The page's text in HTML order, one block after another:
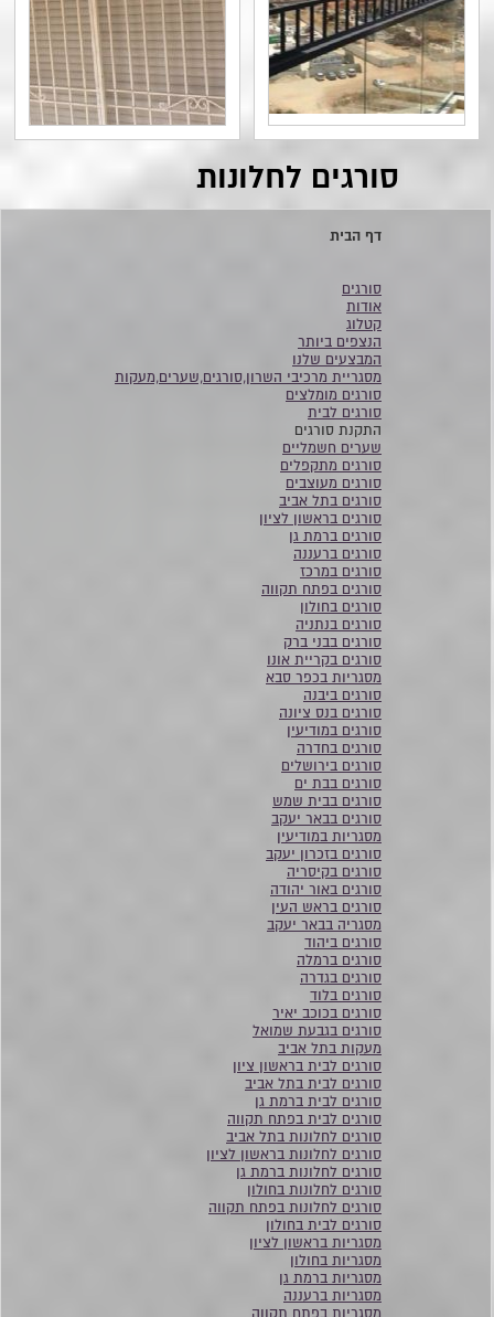
דף הבית
סורגים
אודות
קטלוג
הנצפים ביותר
המבצעים שלנו
מסגריית מרכיבי השרון,סורגים,שערים,מעקות
סורגים מומלצים
סורגים לבית
התקנת סורגים
שערים חשמליים
סורגים מתקפלים
סורגים מעוצבים
סורגים בתל אביב
סורגים בראשון לציון
סורגים ברמת גן
סורגים ברעננה
סורגים במרכז
סורגים בפתח תקווה
סורגים בחולון
סורגים בנתניה
סורגים בבני ברק
סורגים בקריית אונו
מסגריות בכפר סבא
סורגים ביבנה
סורגים בנס ציונה
סורגים במודיעין
סורגים בחדרה
סורגים בירושלים
סורגים בבת ים
סורגים בבית שמש
סורגים בבאר יעקב
מסגריות במודיעין
סורגים בזכרון יעקב
סורגים בקיסריה
סורגים באור יהודה
סורגים בראש העין
מסגריה בבאר יעקב
סורגים ביהוד
סורגים ברמלה
סורגים בגדרה
סורגים בלוד
סורגים בכוכב יאיר
סורגים בגבעת שמואל
מעקות בתל אביב
סורגים לבית בראשון ציון
סורגים לבית בתל אביב
סורגים לבית ברמת גן
סורגים לבית בפתח תקווה
סורגים לחלונות בתל אביב
סורגים לחלונות בראשון לציון
סורגים לחלונות ברמת גן
סורגים לחלונות בחולון
סורגים לחלונות בפתח תקווה
סורגים לבית בחולון
מסגריות בראשון לציון
מסגריות בחולון
מסגריות ברמת גן
מסגריות ברעננה
סורגים לחלונות